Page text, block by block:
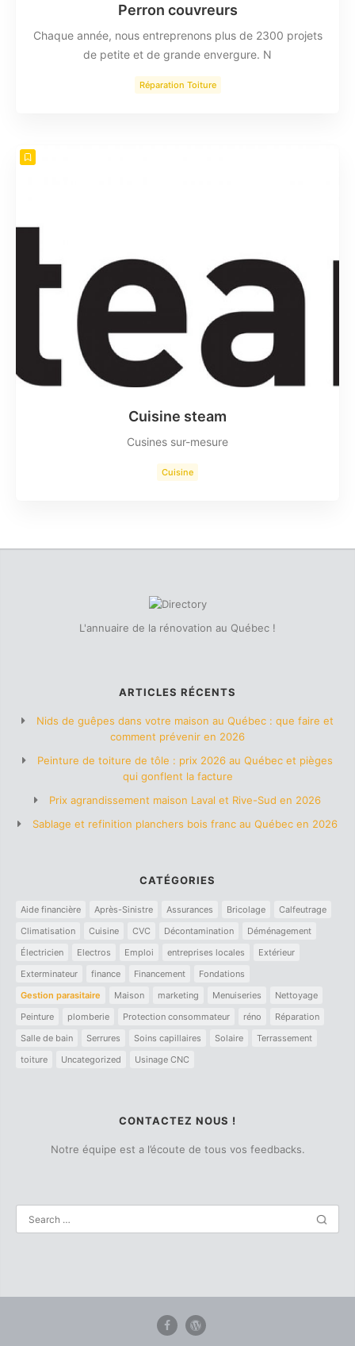
Perron couvreurs
Chaque année, nous entreprenons plus de 2300 projets
de petite et de grande envergure. N
Réparation Toiture
Cuisine steam
Cusines sur-mesure
Cuisine
L'annuaire de la rénovation au Québec !
ARTICLES RÉCENTS
Nids de guêpes dans votre maison au Québec : que faire et
comment prévenir en 2026
Peinture de toiture de tôle : prix 2026 au Québec et pièges
qui gonflent la facture
Prix agrandissement maison Laval et Rive-Sud en 2026
Sablage et refinition planchers bois franc au Québec en 2026
CATÉGORIES
Aide financière Après-Sinistre Assurances Bricolage
Calfeutrage
Climatisation
Cuisine CVC Décontamination
Déménagement
Électricien
Electros Emploi entreprises locales
Extérieur
Exterminateur
finance Financement
Fondations
Gestion parasitaire
Maison marketing Menuiseries
Nettoyage
Peinture
plomberie Protection consommateur réno
Réparation
Salle de bain
Serrures Soins capillaires Solaire
Terrassement
toiture
Uncategorized Usinage CNC
CONTACTEZ NOUS !
Notre équipe est a l’écoute de tous vos feedbacks.